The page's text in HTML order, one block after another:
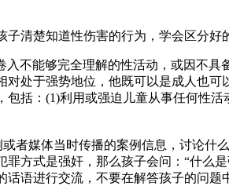
清楚知道性伤害的行为，学会区分好
不能够完全理解的性活动，或因不
处于强势地位，他既可以是成人也
括：(1)利用或强迫儿童从事任何性
者媒体当时传播的案例信息，讨论什
方式是强奸，那么孩子会问：“什么
语进行交流，不要在解答孩子的问